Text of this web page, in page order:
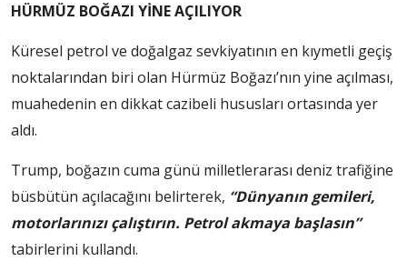
HÜRMÜZ BOĞAZI YİNE AÇILIYOR
Küresel petrol ve doğalgaz sevkiyatının en kıymetli geçiş
noktalarından biri olan Hürmüz Boğazı’nın yine açılması,
muahedenin en dikkat cazibeli hususları ortasında yer
aldı.
Trump, boğazın cuma günü milletlerarası deniz trafiğine
büsbütün açılacağını belirterek, “Dünyanın gemileri,
motorlarınızı çalıştırın. Petrol akmaya başlasın”
tabirlerini kullandı.